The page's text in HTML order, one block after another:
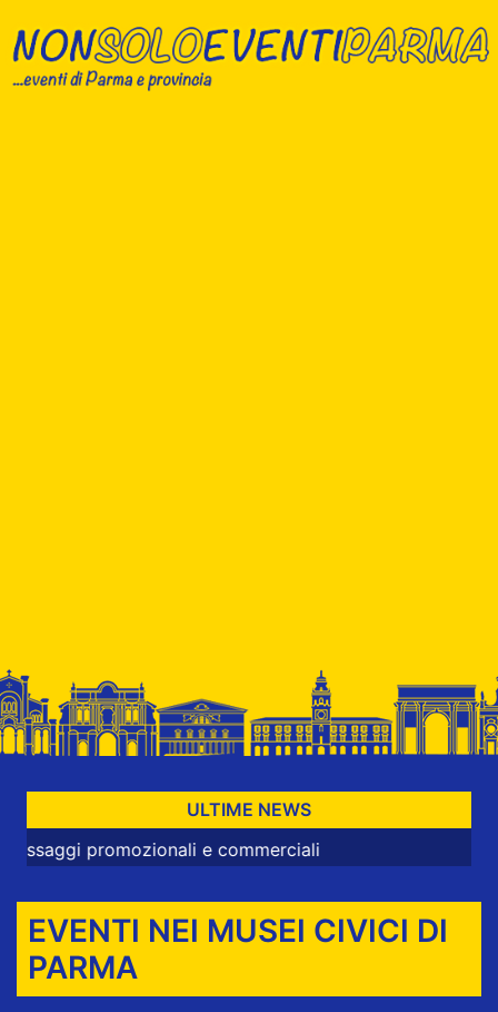
ULTIME NEWS
e commerciali
EVENTI NEI MUSEI CIVICI DI
PARMA